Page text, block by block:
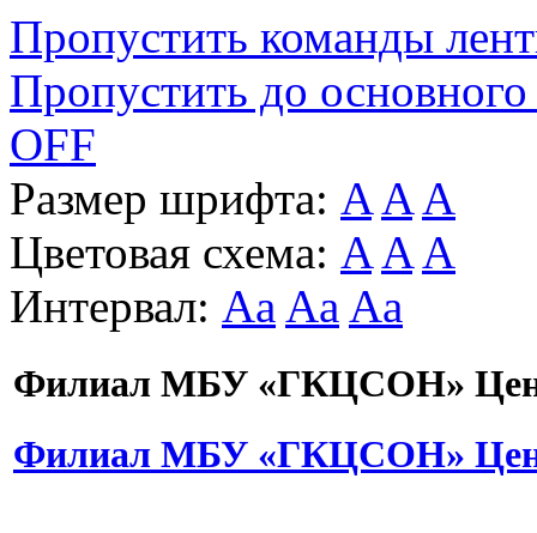
Пропустить команды
Пропустить до основного
OFF
Размер шрифта: A A A
Цветовая схема: A A A
Интервал: Aa Aa Aa
Филиал МБУ «ГКЦСОН»
Филиал МБУ «ГКЦСОН»